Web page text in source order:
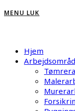
MENU LUK
Hjem